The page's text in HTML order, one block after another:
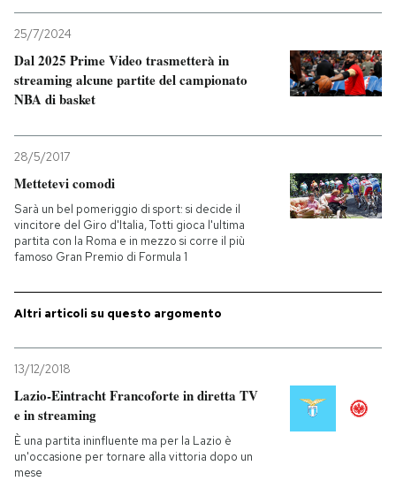
SHOP
CALENDARIO
Entra
25/7/2024
Dal 2025 Prime Video trasmetterà in
streaming alcune partite del campionato
NBA di basket
28/5/2017
Mettetevi comodi
Sarà un bel pomeriggio di sport: si decide il
vincitore del Giro d'Italia, Totti gioca l'ultima
partita con la Roma e in mezzo si corre il più
famoso Gran Premio di Formula 1
Altri articoli su questo argomento
13/12/2018
Lazio-Eintracht Francoforte in diretta TV
e in streaming
È una partita ininfluente ma per la Lazio è
un'occasione per tornare alla vittoria dopo un
mese